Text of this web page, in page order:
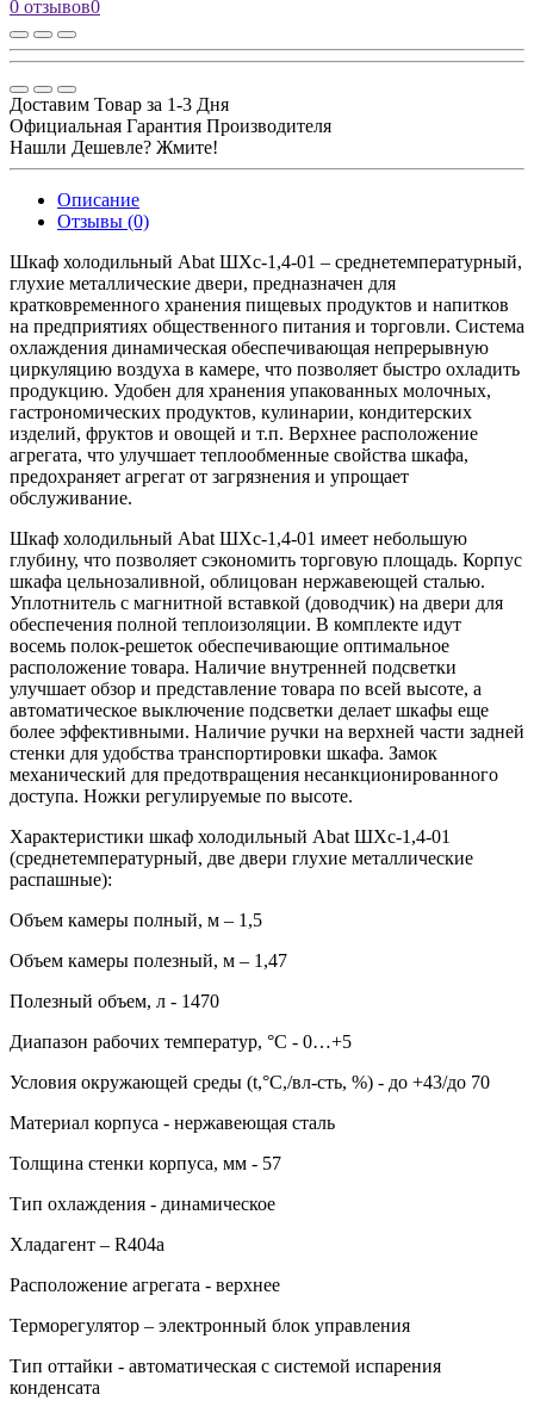
0 отзывов0
Доставим Товар за 1-3 Дня
Официальная Гарантия Производителя
Нашли Дешевле? Жмите!
Описание
Отзывы (0)
Шкаф холодильный Abat ШХс-1,4-01 – среднетемпературный,
глухие металлические двери, предназначен для
кратковременного хранения пищевых продуктов и напитков
на предприятиях общественного питания и торговли. Система
охлаждения динамическая обеспечивающая непрерывную
циркуляцию воздуха в камере, что позволяет быстро охладить
продукцию. Удобен для хранения упакованных молочных,
гастрономических продуктов, кулинарии, кондитерских
изделий, фруктов и овощей и т.п. Верхнее расположение
агрегата, что улучшает теплообменные свойства шкафа,
предохраняет агрегат от загрязнения и упрощает
обслуживание.
Шкаф холодильный Abat ШХс-1,4-01 имеет небольшую
глубину, что позволяет сэкономить торговую площадь. Корпус
шкафа цельнозаливной, облицован нержавеющей сталью.
Уплотнитель с магнитной вставкой (доводчик) на двери для
обеспечения полной теплоизоляции. В комплекте идут
восемь полок-решеток обеспечивающие оптимальное
расположение товара. Наличие внутренней подсветки
улучшает обзор и представление товара по всей высоте, а
автоматическое выключение подсветки делает шкафы еще
более эффективными. Наличие ручки на верхней части задней
стенки для удобства транспортировки шкафа. Замок
механический для предотвращения несанкционированного
доступа. Ножки регулируемые по высоте.
Характеристики шкаф холодильный Abat ШХс-1,4-01
(среднетемпературный, две двери глухие металлические
распашные):
Объем камеры полный, м – 1,5
Объем камеры полезный, м – 1,47
Полезный объем, л - 1470
Диапазон рабочих температур, °C - 0…+5
Условия окружающей среды (t,°C,/вл-сть, %) - до +43/до 70
Материал корпуса - нержавеющая сталь
Толщина стенки корпуса, мм - 57
Тип охлаждения - динамическое
Хладагент – R404a
Расположение агрегата - верхнее
Терморегулятор – электронный блок управления
Тип оттайки - автоматическая с системой испарения
конденсата